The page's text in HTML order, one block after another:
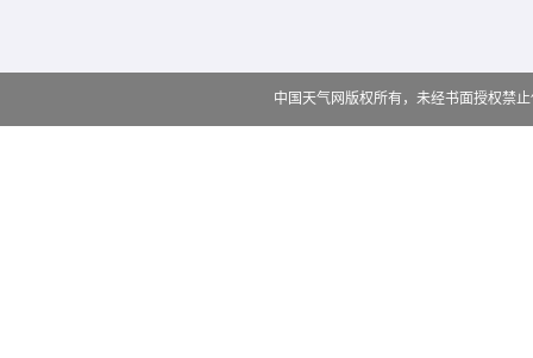
中国天气网版权所有，未经书面授权